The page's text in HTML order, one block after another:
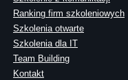
Ranking firm szkoleniowych
Szkolenia otwarte
Szkolenia dla IT
Team Building
Kontakt